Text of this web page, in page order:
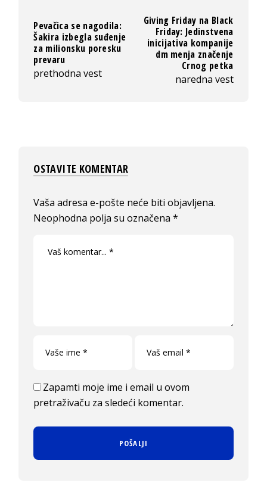
Pevačica se nagodila:
Šakira izbegla suđenje
za milionsku poresku
prevaru
prethodna vest
Giving Friday na Black
Friday: Jedinstvena
inicijativa kompanije
dm menja značenje
Crnog petka
naredna vest
OSTAVITE KOMENTAR
Vaša adresa e-pošte neće biti objavljena.
Neophodna polja su označena*
Zapamti moje ime i email u ovom
pretraživaču za sledeći komentar.